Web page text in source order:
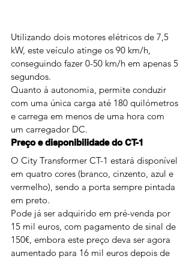
Utilizando dois motores elétricos de 7,5
kW, este veículo atinge os 90 km/h,
conseguindo fazer 0-50 km/h em apenas 5
segundos.
Quanto à autonomia, permite conduzir
com uma única carga até 180 quilómetros
e carrega em menos de uma hora com
um carregador DC.
Preço e disponibilidade do CT-1
O City Transformer CT-1 estará disponível
em quatro cores (branco, cinzento, azul e
vermelho), sendo a porta sempre pintada
em preto.
Pode já ser adquirido em pré-venda por
15 mil euros, com pagamento de sinal de
150€, embora este preço deva ser agora
aumentado para 16 mil euros depois de